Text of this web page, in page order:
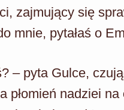
zajmujący się
mnie, pytałaś o
– pyta Gulce,
płomień nadziei